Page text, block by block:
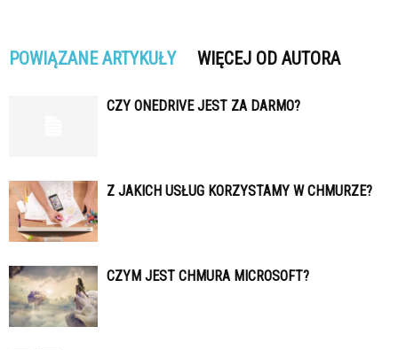
POWIĄZANE ARTYKUŁY WIĘCEJ OD AUTORA
CZY ONEDRIVE JEST ZA DARMO?
Z JAKICH USŁUG KORZYSTAMY W CHMURZE?
CZYM JEST CHMURA MICROSOFT?